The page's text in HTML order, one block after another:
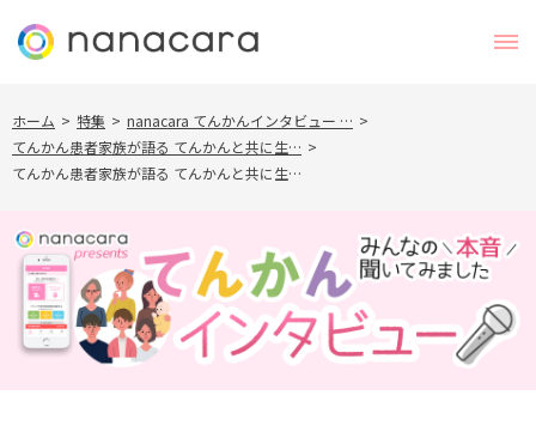
ホーム > 特集 > nanacara てんかんインタビュー … >
てんかん患者家族が語る てんかんと共に生… >
てんかん患者家族が語る てんかんと共に生…